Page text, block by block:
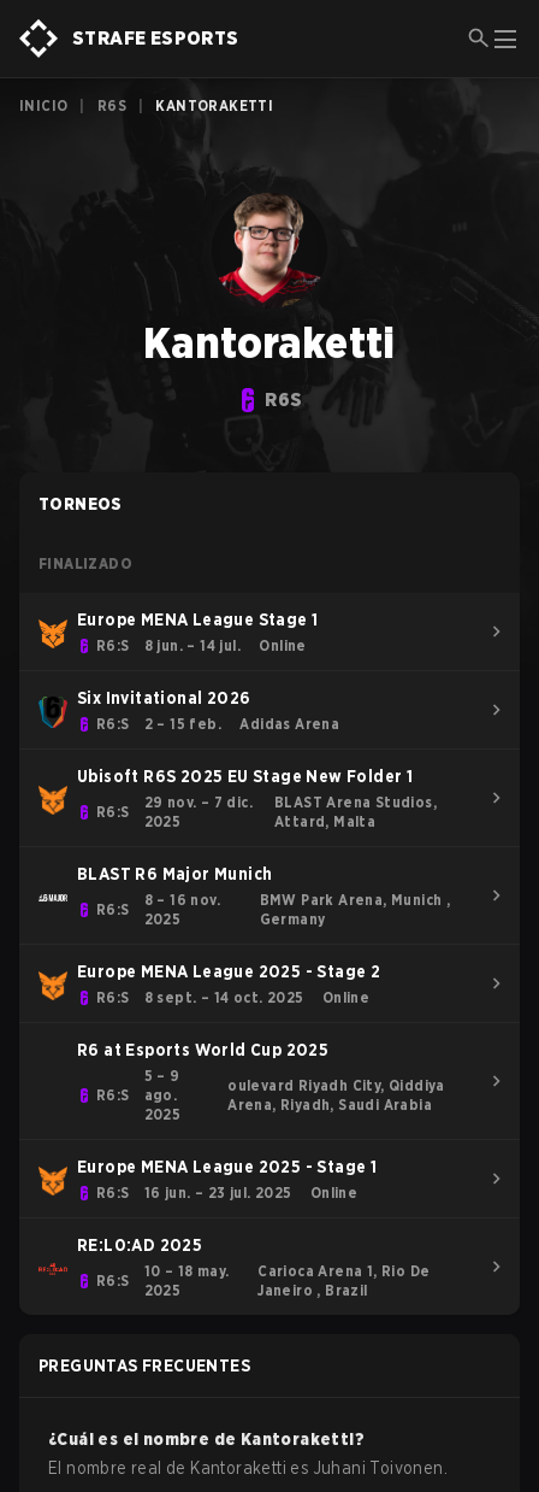
STRAFE ESPORTS
INICIO R6S KANTORAKETTI
Kantoraketti
R6S
TORNEOS
FINALIZADO
Europe MENA League Stage 1
R6:S 8 jun. – 14 jul. Online
Six Invitational 2026
R6:S 2 – 15 feb. Adidas Arena
Ubisoft R6S 2025 EU Stage New Folder 1
R6:S
29 nov. – 7 dic.
2025
BLAST Arena Studios,
Attard, Malta
BLAST R6 Major Munich
R6:S
8 – 16 nov.
2025
BMW Park Arena, Munich ,
Germany
Europe MENA League 2025 - Stage 2
R6:S 8 sept. – 14 oct. 2025 Online
R6 at Esports World Cup 2025
R6:S
5 – 9
ago.
2025
oulevard Riyadh City, Qiddiya
Arena, Riyadh, Saudi Arabia
Europe MENA League 2025 - Stage 1
R6:S 16 jun. – 23 jul. 2025 Online
RE:L0:AD 2025
R6:S
10 – 18 may.
2025
Carioca Arena 1, Rio De
Janeiro , Brazil
PREGUNTAS FRECUENTES
¿Cuál es el nombre de Kantoraketti?
El nombre real de Kantoraketti es Juhani Toivonen